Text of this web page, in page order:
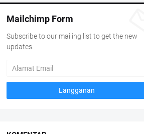
Mailchimp Form
Subscribe to our mailing list to get the new
updates.